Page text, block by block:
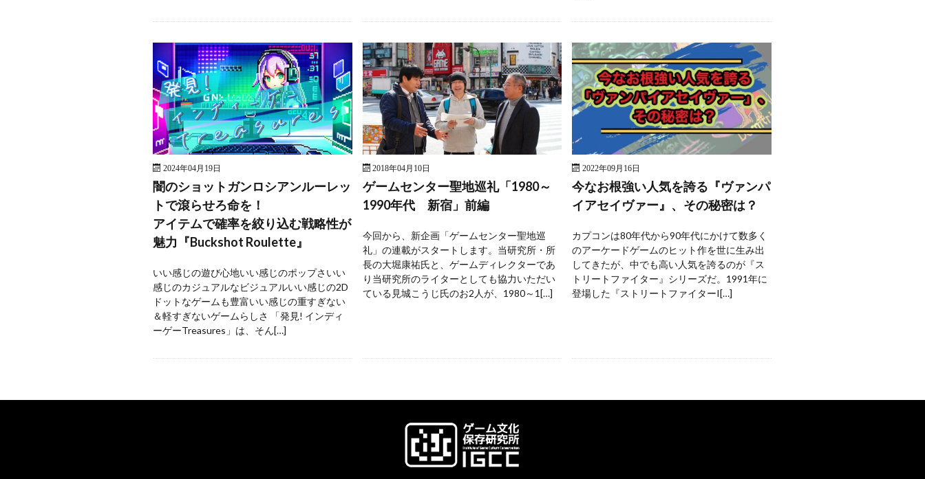
2024年04月19日
闇のショットガンロシアンルーレッ
トで滾らせろ命を！
アイテムで確率を絞り込む戦略性が
魅力『Buckshot Roulette』
いい感じの遊び心地いい感じのポップさいい
感じのカジュアルなビジュアルいい感じの2D
ドットなゲームも豊富いい感じの重すぎない
＆軽すぎないゲームらしさ 「発見! インディ
ーゲーTreasures」は、そん[…]
2018年04月10日
ゲームセンター聖地巡礼「1980～
1990年代 新宿」前編
今回から、新企画「ゲームセンター聖地巡
礼」の連載がスタートします。当研究所・所
長の大堀康祐氏と、ゲームディレクターであ
り当研究所のライターとしても協力いただい
ている見城こうじ氏のお2人が、1980～1[…]
2022年09月16日
今なお根強い人気を誇る『ヴァンパ
イアセイヴァー』、その秘密は？
カプコンは80年代から90年代にかけて数多く
のアーケードゲームのヒット作を世に生み出
してきたが、中でも高い人気を誇るのが『ス
トリートファイター』シリーズだ。1991年に
登場した『ストリートファイターI[…]